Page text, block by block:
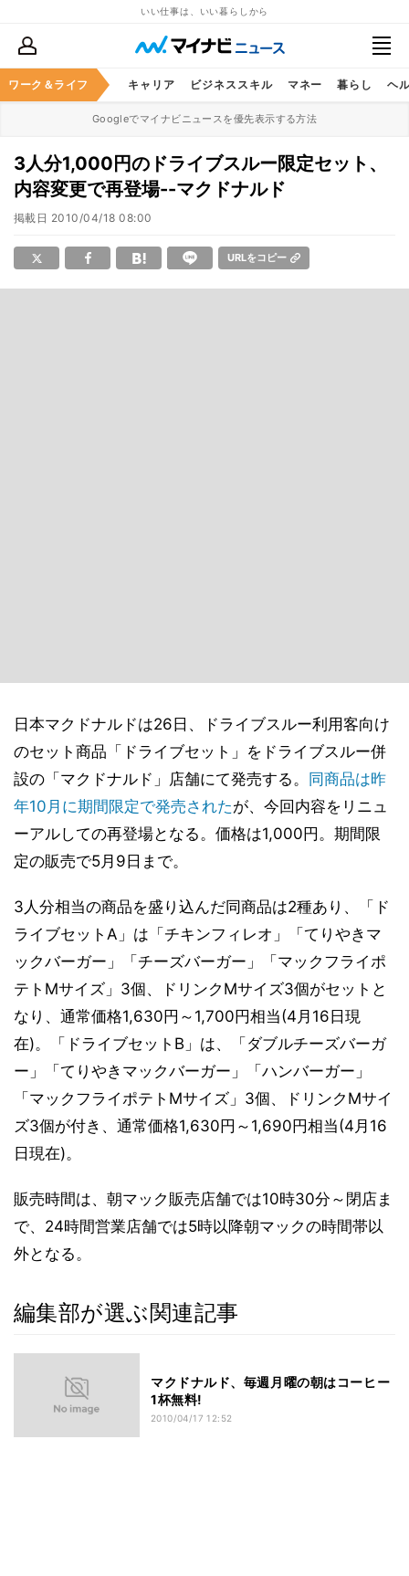
いい仕事は、いい暮らしから
ワーク＆ライフ キャリア ビジネススキル マネー 暮らし ヘ
Googleでマイナビニュースを優先表示する方法
3人分1,000円のドライブスルー限定セット、
内容変更で再登場--マクドナルド
掲載日 2010/04/18 08:00
URLをコピー
日本マクドナルドは26日、ドライブスルー利用客向け
のセット商品「ドライブセット」をドライブスルー併
設の「マクドナルド」店舗にて発売する。 同商品は昨
年10月に期間限定で発売されたが、今回内容をリニュ
ーアルしての再登場となる。価格は1,000円。期間限
定の販売で5月9日まで。
3人分相当の商品を盛り込んだ同商品は2種あり、「ド
ライブセットA」は「チキンフィレオ」「てりやきマ
ックバーガー」「チーズバーガー」「マックフライポ
テトMサイズ」3個、ドリンクMサイズ3個がセットと
なり、通常価格1,630円～1,700円相当(4月16日現
在)。「ドライブセットB」は、「ダブルチーズバーガ
ー」「てりやきマックバーガー」「ハンバーガー」
「マックフライポテトMサイズ」3個、ドリンクMサイ
ズ3個が付き、通常価格1,630円～1,690円相当(4月16
日現在)。
販売時間は、朝マック販売店舗では10時30分～閉店ま
で、24時間営業店舗では5時以降朝マックの時間帯以
外となる。
編集部が選ぶ関連記事
マクドナルド、毎週月曜の朝はコーヒー
1杯無料!
2010/04/17 12:52